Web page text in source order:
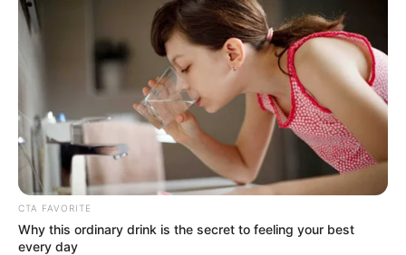
Nyimas Ratu Rafa Shenina Cinnamon
Megan Domani
CTA FAVORITE
Why this ordinary drink is the secret to feeling your best
every day